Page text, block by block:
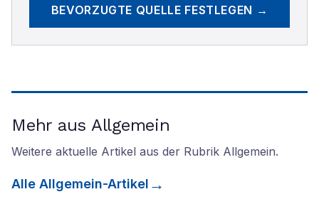
BEVORZUGTE QUELLE FESTLEGEN →
Mehr aus Allgemein
Weitere aktuelle Artikel aus der Rubrik Allgemein.
Alle Allgemein-Artikel